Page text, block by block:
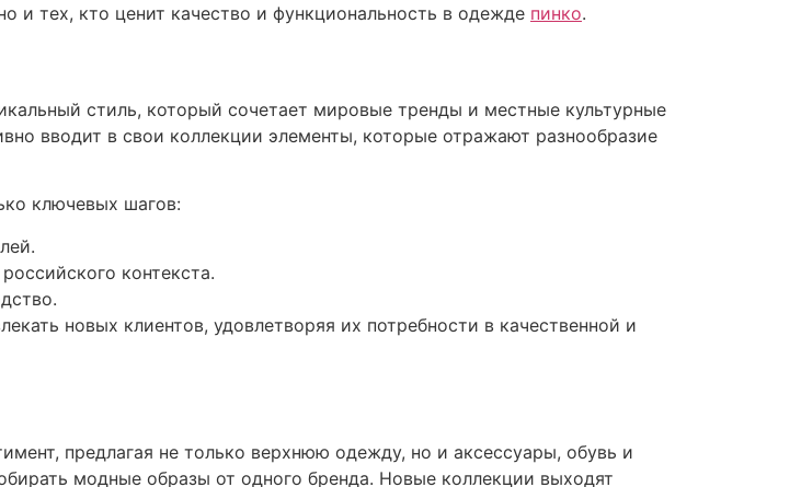
и тех, кто ценит качество и функциональность в одежде пинко.
стиль, который сочетает мировые тренды и местные культурные
вводит в свои коллекции элементы, которые отражают разнообразие
ключевых шагов:
контекста.
новых клиентов, удовлетворяя их потребности в качественной и
предлагая не только верхнюю одежду, но и аксессуары, обувь и
модные образы от одного бренда. Новые коллекции выходят